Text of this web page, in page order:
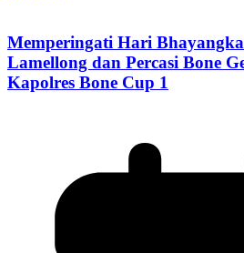
Memperingati Hari
Lamellong dan Percasi Bone
Kapolres Bone Cup 1